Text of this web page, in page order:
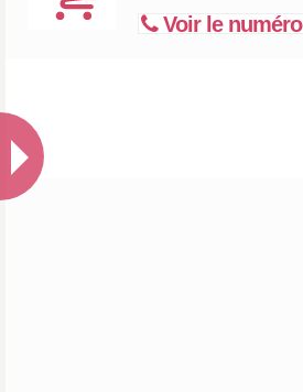
Voir le numéro